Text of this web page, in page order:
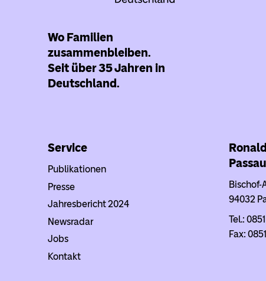
Wo Familien
zusammenbleiben.
Seit über 35 Jahren in
Deutschland.
Service
Publikationen
Presse
Jahresbericht 2024
Newsradar
Jobs
Kontakt
Passau
Bischof-
94032
Tel.:
Fax: